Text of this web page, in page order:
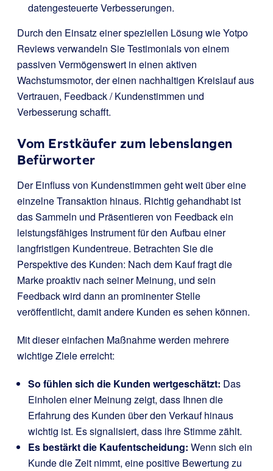
datengesteuerte Verbesserungen.
Durch den Einsatz einer speziellen Lösung wie Yotpo
Reviews verwandeln Sie Testimonials von einem
passiven Vermögenswert in einen aktiven
Wachstumsmotor, der einen nachhaltigen Kreislauf aus
Vertrauen, Feedback / Kundenstimmen und
Verbesserung schafft.
Vom Erstkäufer zum lebenslangen
Befürworter
Der Einfluss von Kundenstimmen geht weit über eine
einzelne Transaktion hinaus. Richtig gehandhabt ist
das Sammeln und Präsentieren von Feedback ein
leistungsfähiges Instrument für den Aufbau einer
langfristigen Kundentreue. Betrachten Sie die
Perspektive des Kunden: Nach dem Kauf fragt die
Marke proaktiv nach seiner Meinung, und sein
Feedback wird dann an prominenter Stelle
veröffentlicht, damit andere Kunden es sehen können.
Mit dieser einfachen Maßnahme werden mehrere
wichtige Ziele erreicht:
So fühlen sich die Kunden wertgeschätzt: Das
Einholen einer Meinung zeigt, dass Ihnen die
Erfahrung des Kunden über den Verkauf hinaus
wichtig ist. Es signalisiert, dass ihre Stimme zählt.
Es bestärkt die Kaufentscheidung: Wenn sich ein
Kunde die Zeit nimmt, eine positive Bewertung zu